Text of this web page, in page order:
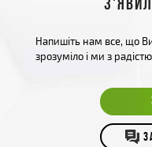
Напишіть нам все, що
зрозуміло і ми з